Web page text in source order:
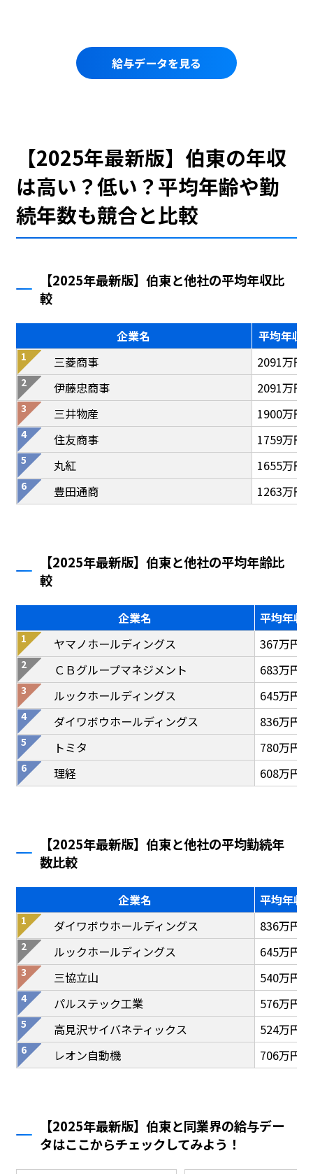
給与データを見る
【2025年最新版】伯東の年収
は高い？低い？平均年齢や勤
続年数も競合と比較
【2025年最新版】伯東と他社の平均年収比
較
企業名
平均年収
三菱商事
2091万円
伊藤忠商事
2091万円
三井物産
1900万円
住友商事
1759万円
丸紅
1655万円
豊田通商
1263万円
【2025年最新版】伯東と他社の平均年齢比
較
企業名
平均年収
ヤマノホールディングス
367万円
ＣＢグループマネジメント
683万円
ルックホールディングス
645万円
ダイワボウホールディングス
836万円
トミタ
780万円
理経
608万円
【2025年最新版】伯東と他社の平均勤続年
数比較
企業名
平均年収
ダイワボウホールディングス
836万円
ルックホールディングス
645万円
三協立山
540万円
パルステック工業
576万円
高見沢サイバネティックス
524万円
レオン自動機
706万円
【2025年最新版】伯東と同業界の給与デー
タはここからチェックしてみよう！